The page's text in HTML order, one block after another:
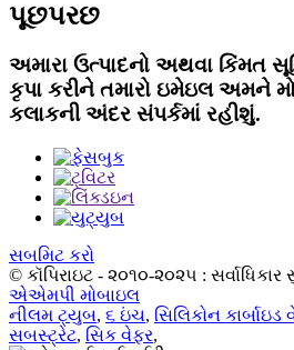
પૂછપરછ
અમારા ઉત્પાદનો અથવા કિંમત
કૃપા કરીને તમારો ઇમેઇલ અમને
કલાકની અંદર સંપર્કમાં રહીશું.
સબમિટ કરો
© કૉપિરાઇટ - ૨૦૧૦-૨૦૨૫ : સર્વાધિકાર
એએમપી મોબાઇલ
નીલમ ટ્યુબ, ૬ ઇંચ, સિલિકોન કાર્બાઇડ
સબસ્ટ્રેટ, સિક વેફર,